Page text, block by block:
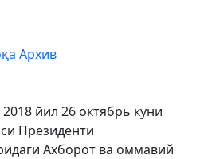
Архив
йил 26 октябрь куни
Президенти
Ахборот ва оммавий